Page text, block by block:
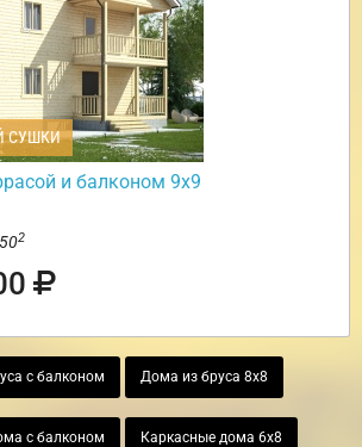
СУШКИ
и балконом 9х9
2
с балконом Дома из бруса 8х8
с балконом Каркасные дома 6х8